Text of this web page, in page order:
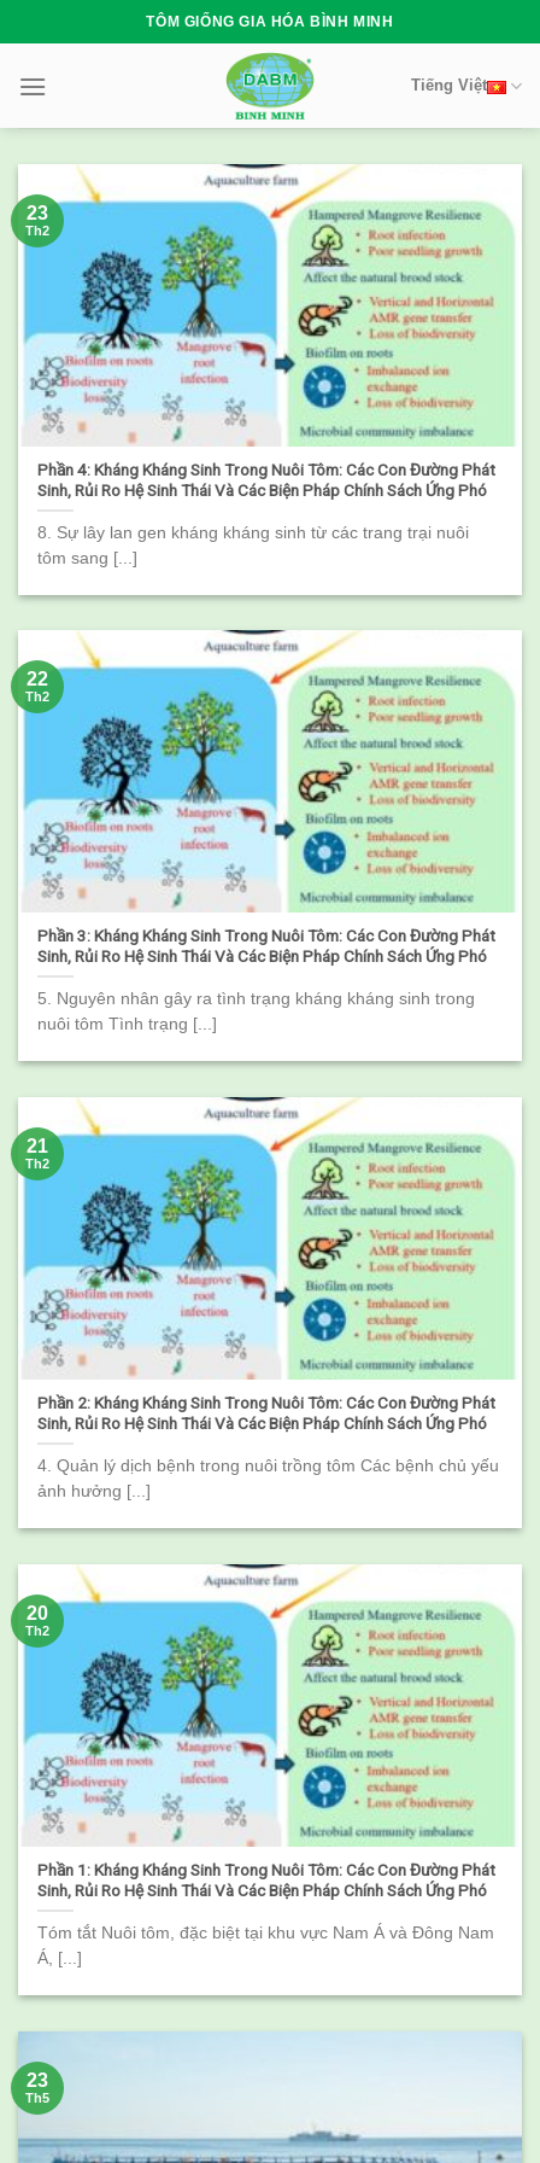
to
content
TÔM GIỐNG GIA HÓA BÌNH MINH
Tiếng Việt
Phần 4: Kháng Kháng Sinh Trong Nuôi Tôm: Các Con Đường Phát
Sinh, Rủi Ro Hệ Sinh Thái Và Các Biện Pháp Chính Sách Ứng Phó
8. Sự lây lan gen kháng kháng sinh từ các trang trại nuôi
tôm sang [...]
23
Th2
Phần 3: Kháng Kháng Sinh Trong Nuôi Tôm: Các Con Đường Phát
Sinh, Rủi Ro Hệ Sinh Thái Và Các Biện Pháp Chính Sách Ứng Phó
5. Nguyên nhân gây ra tình trạng kháng kháng sinh trong
nuôi tôm Tình trạng [...]
22
Th2
Phần 2: Kháng Kháng Sinh Trong Nuôi Tôm: Các Con Đường Phát
Sinh, Rủi Ro Hệ Sinh Thái Và Các Biện Pháp Chính Sách Ứng Phó
4. Quản lý dịch bệnh trong nuôi trồng tôm Các bệnh chủ yếu
ảnh hưởng [...]
21
Th2
Phần 1: Kháng Kháng Sinh Trong Nuôi Tôm: Các Con Đường Phát
Sinh, Rủi Ro Hệ Sinh Thái Và Các Biện Pháp Chính Sách Ứng Phó
Tóm tắt Nuôi tôm, đặc biệt tại khu vực Nam Á và Đông Nam
Á, [...]
20
Th2
23
Th5